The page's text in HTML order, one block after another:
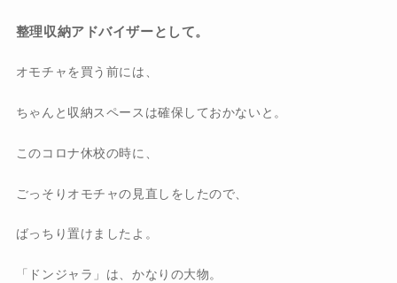
整理収納アドバイザーとして。
オモチャを買う前には、
ちゃんと収納スペースは確保しておかないと。
このコロナ休校の時に、
ごっそりオモチャの見直しをしたので、
ばっちり置けましたよ。
「ドンジャラ」は、かなりの大物。